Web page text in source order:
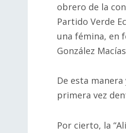
obrero de la
Partido Verde
una fémina, en
González
De esta
primera vez
Por cierto, la